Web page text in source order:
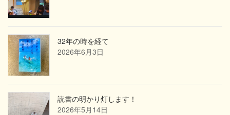
32年の時を経て
2026年6月3日
読書の明かり灯します！
2026年5月14日